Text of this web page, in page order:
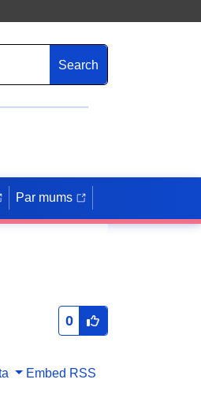
Search
Par mums
0
Embed RSS